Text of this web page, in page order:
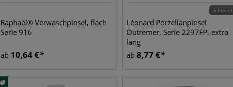
Raphaël® Verwaschpinsel, flach
Serie 916
ab 10,64€
6 Pinsel
Léonard Porzellanpinsel
Outremer, Serie 2297FP, extra
lang
ab 8,77 €